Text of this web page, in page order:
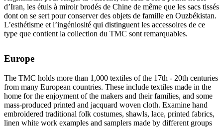
d’Iran, les étuis à miroir brodés de Chine de même que les sacs tissés
dont on se sert pour conserver des objets de famille en Ouzbékistan.
L’esthétisme et l’ingéniosité qui distinguent les accessoires de ce
type que contient la collection du TMC sont remarquables.
Europe
The TMC holds more than 1,000 textiles of the 17th - 20th centuries
from many European countries. These include textiles made in the
home for the enjoyment of the makers and their families, and some
mass-produced printed and jacquard woven cloth. Examine hand
embroidered traditional folk costumes, shawls, lace, printed fabrics,
linen white work examples and samplers made by different groups